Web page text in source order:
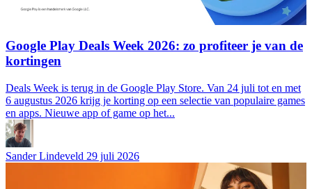
Google Play Deals Week 2026: zo profiteer je van de
kortingen
Deals Week is terug in de Google Play Store. Van 24 juli tot en met
6 augustus 2026 krijg je korting op een selectie van populaire games
en apps. Nieuwe app of game op het...
Sander Lindeveld 29 juli 2026